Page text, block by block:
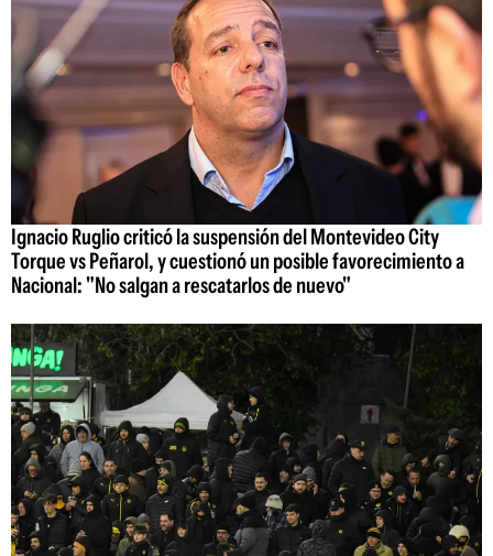
Ignacio Ruglio criticó la suspensión del Montevideo City
Torque vs Peñarol, y cuestionó un posible favorecimiento a
Nacional: "No salgan a rescatarlos de nuevo"